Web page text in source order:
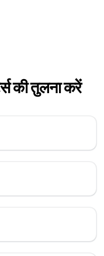
की तुलना करें